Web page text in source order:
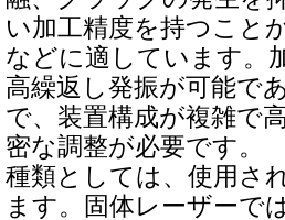
い加工精度を持つこと
などに適しています。
高繰返し発振が可能で
で、装置構成が複雑で
密な調整が必要です。
種類としては、使用さ
ます。固体レーザーで